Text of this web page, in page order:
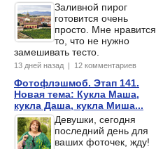
Заливной пирог
готовится очень
просто. Мне нравится
то, что не нужно
замешивать тесто.
13 дней назад | 12 комментариев
Фотофлэшмоб. Этап 141.
Новая тема: Кукла Маша,
кукла Даша, кукла Миша...
Девушки, сегодня
последний день для
ваших фоточек, жду!